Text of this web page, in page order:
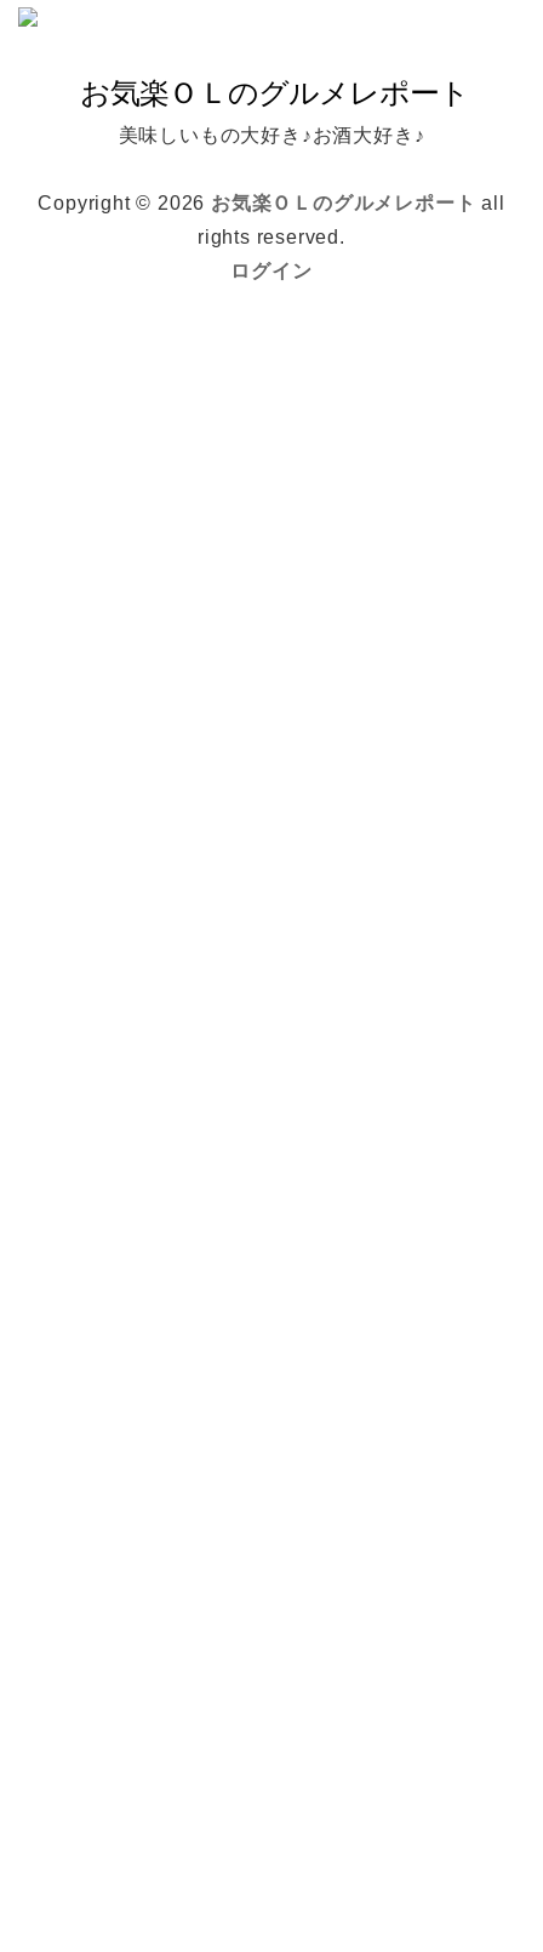
美味しいもの大好き♪お酒大好き♪
Copyright © 2026 お気楽ＯＬのグルメレポート all
rights reserved.
ログイン